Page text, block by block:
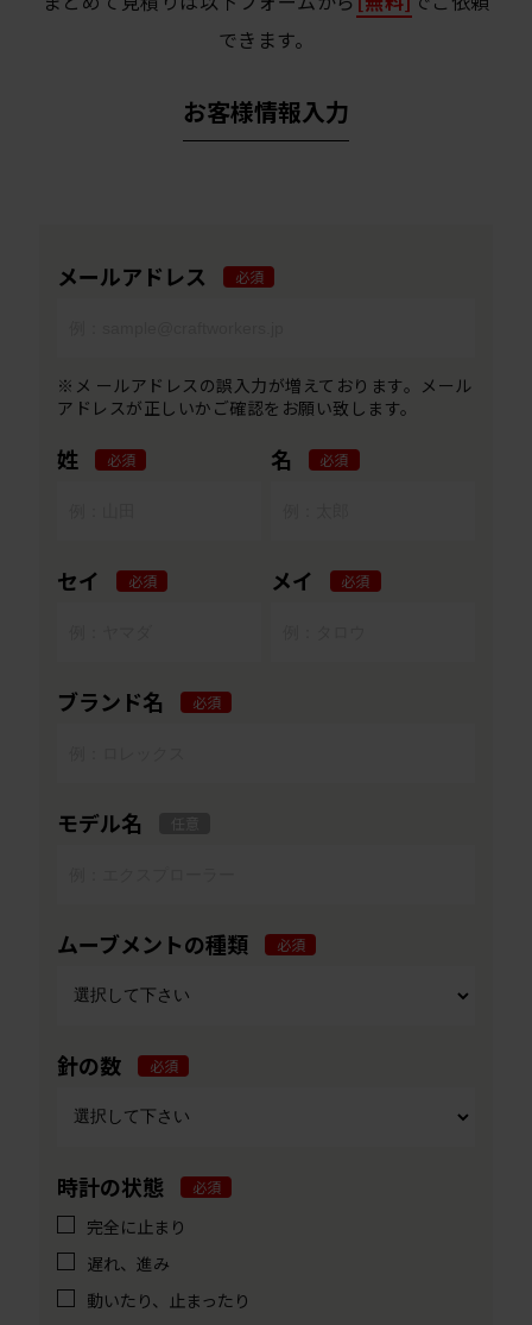
できます。
お客様情報入力
メールアドレス 必須
※メ ールアドレスの誤入力が増えております。メール
アドレスが正しいかご確認をお願い致します。
姓 必須 名 必須
セイ 必須 メイ 必須
ブランド名 必須
モデル名
ムーブメントの種類 必須
針の数 必須
時計の状態 必須
完全に止まり
遅れ、進み
動いたり、止まったり